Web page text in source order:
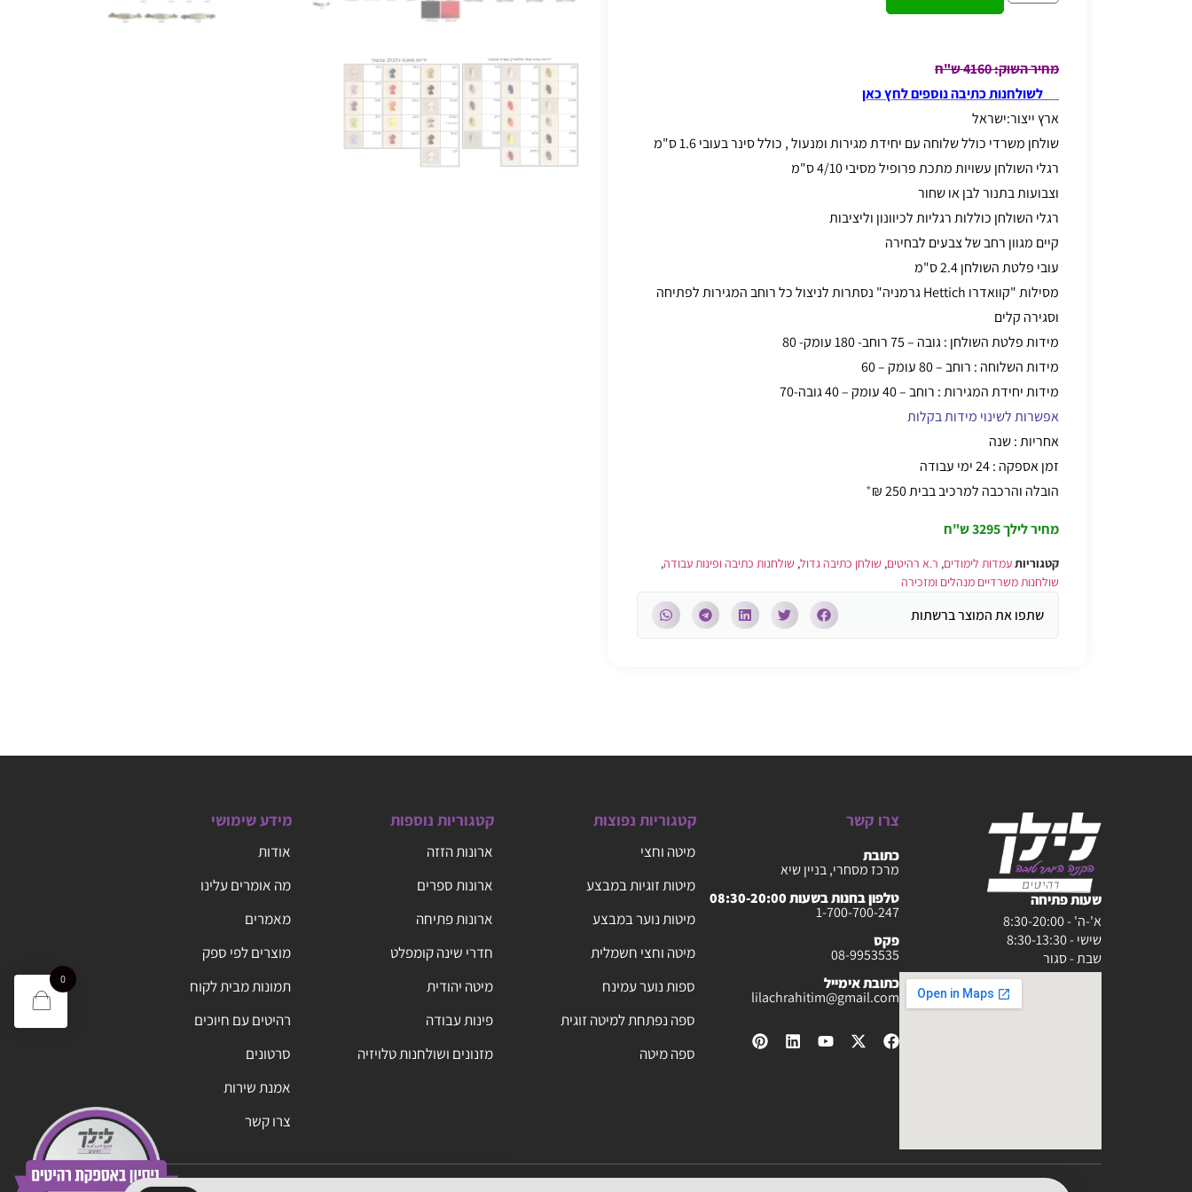
מחיר השוק: 4160 ש"ח
לשולחנות כתיבה נוספים לחץ כאן
ארץ ייצור:ישראל
שולחן משרדי כולל שלוחה עם יחידת מגירות ומנעול , כולל סינר בעובי 1.6 ס"מ
רגלי השולחן עשויות מתכת פרופיל מסיבי 4/10 ס"מ
וצבועות בתנור לבן או שחור
רגלי השולחן כוללות רגליות לכיוונון וליציבות
קיים מגוון רחב של צבעים לבחירה
עובי פלטת השולחן 2.4 ס"מ
מסילות "קוואדרו Hettich גרמניה" נסתרות לניצול כל רוחב המגירות לפתיחה
וסגירה קלים
מידות פלטת השולחן : גובה – 75 רוחב- 180 עומק- 80
מידות השלוחה : רוחב – 80 עומק – 60
מידות יחידת המגירות : רוחב – 40 עומק – 40 גובה-70
אפשרות לשינוי מידות בקלות
אחריות : שנה
זמן אספקה : 24 ימי עבודה
הובלה והרכבה למרכיב בבית 250 ₪
*
מחיר לילך3295 ש"ח
קטגוריותעמדות לימודים, ר.א רהיטים, שולחן כתיבה גדול, שולחנות כתיבה ופינות עבודה,
שולחנות משרדיים מנהלים ומזכירה
שתפו את המוצר ברשתות
שעות פתיחה
א'-ה' - 8:30-20:00
שישי - 8:30-13:30
שבת - סגור
צרו קשר
כתובת
מרכז מסחרי, בניין שיא
טלפון בחנות בשעות 08:30-20:00
1-700-700-247
פקס
08-9953535
כתובת אימייל
lilachrahitim@gmail.com
קטגוריות נפוצות
מיטה וחצי
מיטות זוגיות במבצע
מיטות נוער במבצע
מיטה וחצי חשמלית
ספות נוער עמינח
ספה נפתחת למיטה זוגית
ספה מיטה
קטגוריות נוספות
ארונות הזזה
ארונות ספרים
ארונות פתיחה
חדרי שינה קומפלט
מיטה יהודית
פינות עבודה
מזנונים ושולחנות טלויזיה
מידע שימושי
אודות
מה אומרים עלינו
מאמרים
מוצרים לפי ספק
תמונות מבית לקוח
רהיטים עם חיוכים
סרטונים
אמנת שירות
צרו קשר
0